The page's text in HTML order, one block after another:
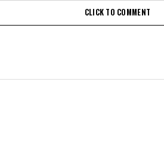
CLICK TO COMMENT